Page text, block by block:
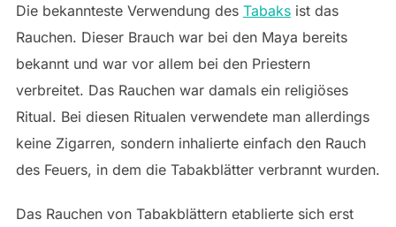
Die bekannteste Verwendung des Tabaksist das
Rauchen. Dieser Brauch war bei den Maya bereits
bekannt und war vor allem bei den Priestern
verbreitet. Das Rauchen war damals ein religiöses
Ritual. Bei diesen Ritualen verwendete man allerdings
keine Zigarren, sondern inhalierte einfach den Rauch
des Feuers, in dem die Tabakblätter verbrannt wurden.
Das Rauchen von Tabakblättern etablierte sich erst